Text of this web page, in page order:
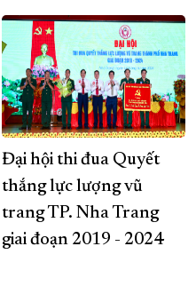
Đại hội thi đua Quyết
thắng lực lượng vũ
trang TP. Nha Trang
giai đoạn 2019 - 2024